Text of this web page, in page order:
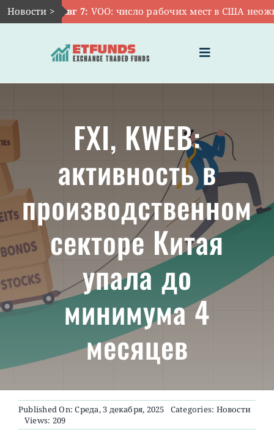
Skip
to
Новости >Авг 7: VOO: число рабочих мест в США
Toggle
Navigation
ЧТО ТАКОЕ ETF
ИНВЕСТИЦИИ В ETF
ТЕМАТИЧЕСКИЕ ETF
АКТУАЛЬНЫЕ
О ПРОЕКТЕ
FXI, KWEB:
активность в
производственном
секторе Китая
упала до
минимума 4
месяцев
Published On: Среда, 3 декабря, 2025 Categories: Новости
Views: 209